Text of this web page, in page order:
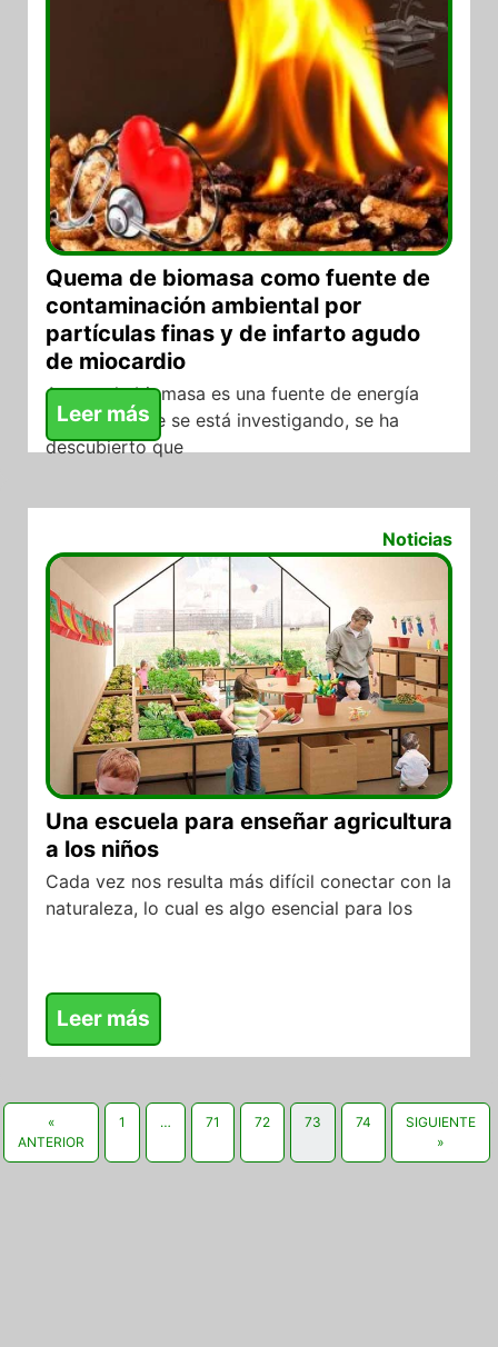
Quema de biomasa como fuente de
contaminación ambiental por
partículas finas y de infarto agudo
de miocardio
Aunque la biomasa es una fuente de energía
renovable que se está investigando, se ha
descubierto que
Leer más
Noticias
Una escuela para enseñar agricultura
a los niños
Cada vez nos resulta más difícil conectar con la
naturaleza, lo cual es algo esencial para los
Leer más
«
ANTERIOR
1 … 71 72 73 74
SIGUIENTE
»